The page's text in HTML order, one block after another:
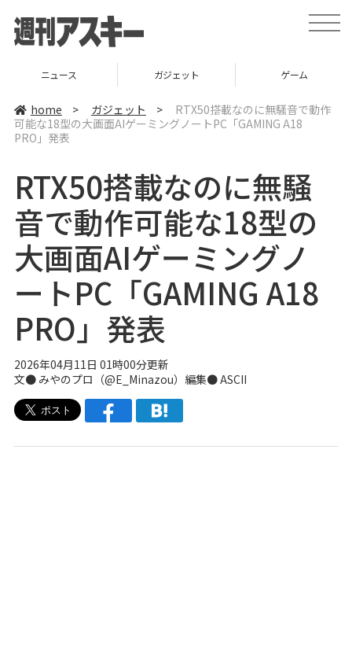
t
o
a
v
ニュース ガジェット ゲーム
home > ガジェット >
RTX50搭載なのに無騒音で動作
可能な18型の大画面AIゲーミングノートPC「GAMING A18
PRO」発表
RTX50搭載なのに無騒
音で動作可能な18型の
大画面AIゲーミングノ
ートPC「GAMING A18
PRO」発表
2026年04月11日 01時00分更新
文● みやのプロ（@E_Minazou）編集● ASCII